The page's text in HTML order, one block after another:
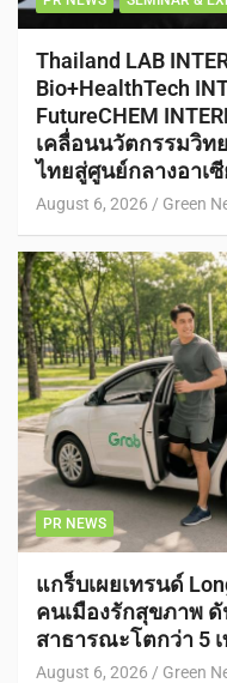
Thailand LAB
Bio+HealthTech
FutureCHEM
เคลื่อนนวัตกรรมวิท
ไทยสู่ศูนย์กลางอาเ
August 6, 2026 Green
PR NEWS
แกร็บเผยเทรนด์
คนเมืองรักสุขภาพ
สาธารณะโตกว่า 5
August 6, 2026 Green